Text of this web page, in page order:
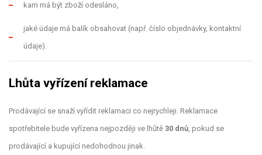
kam má být zboží odesláno,
jaké údaje má balík obsahovat (např. číslo objednávky, kontaktní
údaje).
Lhůta vyřízení reklamace
Prodávající se snaží vyřídit reklamaci co nejrychleji. Reklamace
spotřebitele bude vyřízena nejpozději ve lhůtě 30 dnů, pokud se
prodávající a kupující nedohodnou jinak.